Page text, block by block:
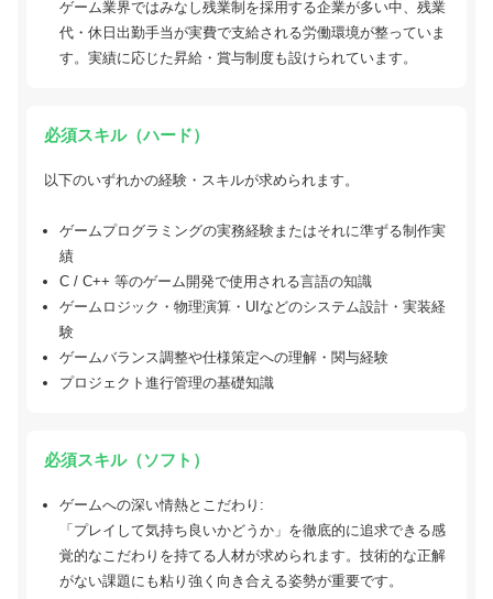
ゲーム業界ではみなし残業制を採用する企業が多い中、残業
代・休日出勤手当が実費で支給される労働環境が整っていま
す。実績に応じた昇給・賞与制度も設けられています。
必須スキル（ハード）
以下のいずれかの経験・スキルが求められます。
ゲームプログラミングの実務経験またはそれに準ずる制作実
績
C / C++ 等のゲーム開発で使用される言語の知識
ゲームロジック・物理演算・UIなどのシステム設計・実装経
験
ゲームバランス調整や仕様策定への理解・関与経験
プロジェクト進行管理の基礎知識
必須スキル（ソフト）
ゲームへの深い情熱とこだわり:
「プレイして気持ち良いかどうか」を徹底的に追求できる感
覚的なこだわりを持てる人材が求められます。技術的な正解
がない課題にも粘り強く向き合える姿勢が重要です。